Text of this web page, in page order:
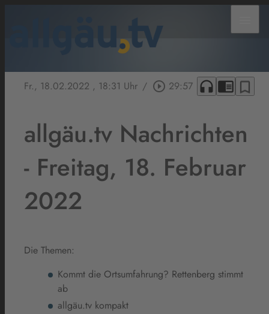
Fr., 18.02.2022 , 18:31 Uhr / play_circle_outline 29:57 headphones chrome_reader_mode bookmark_border
allgäu.tv Nachrichten
- Freitag, 18. Februar
2022
Die Themen:
Kommt die Ortsumfahrung? Rettenberg stimmt
ab
allgäu.tv kompakt